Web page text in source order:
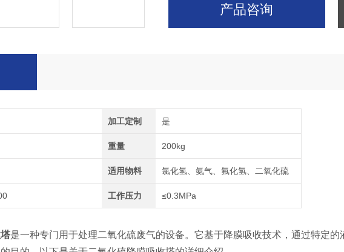
产品咨询
加工定制 是
重量 200kg
适用物料 氯化氢、氨气、氟化氢、二氧化硫
工作压力 ≤0.3MPa
是一种专门用于处理二氧化硫废气的设备。它基于降膜吸收技术，通过特定